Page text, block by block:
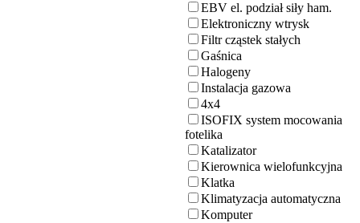
EBV el. podział siły ham.
Elektroniczny wtrysk
Filtr cząstek stałych
Gaśnica
Halogeny
Instalacja gazowa
4x4
ISOFIX system mocowania
fotelika
Katalizator
Kierownica wielofunkcyjna
Klatka
Klimatyzacja automatyczna
Komputer